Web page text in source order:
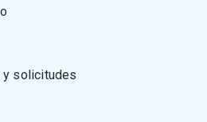
y solicitudes